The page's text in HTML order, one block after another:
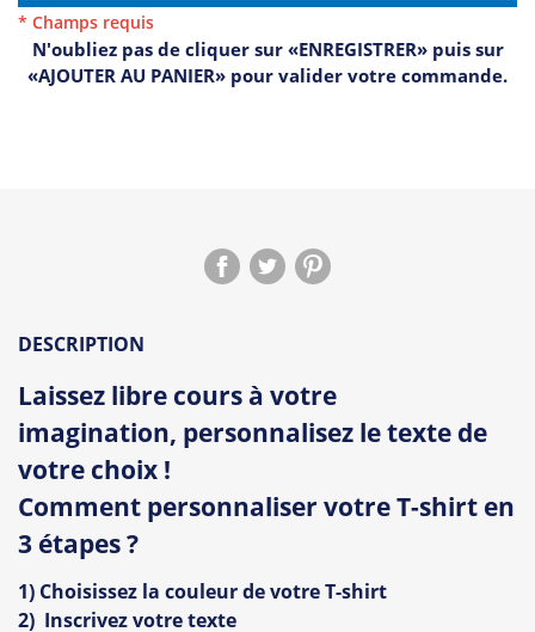
* Champs requis
N'oubliez pas de cliquer sur «ENREGISTRER» puis sur
«AJOUTER AU PANIER» pour valider votre commande.
DESCRIPTION
Laissez libre cours à votre
imagination, personnalisez le texte de
votre choix !
Comment personnaliser votre T-shirt en
3 étapes ?
1) Choisissez la couleur de votre T-shirt
2) Inscrivez votre texte